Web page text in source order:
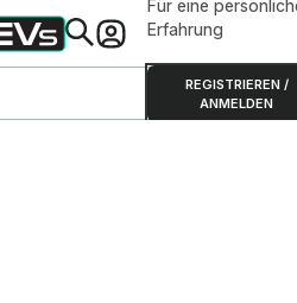
Für eine
Erfahrung
REGISTRIEREN /
ANMELDEN